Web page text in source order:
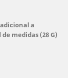
a
medidas (28 G)